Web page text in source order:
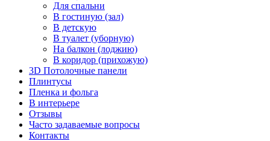
Для спальни
В гостиную (зал)
В детскую
В туалет (уборную)
На балкон (лоджию)
В коридор (прихожую)
3D Потолочные панели
Плинтусы
Пленка и фольга
В интерьере
Отзывы
Часто задаваемые вопросы
Контакты